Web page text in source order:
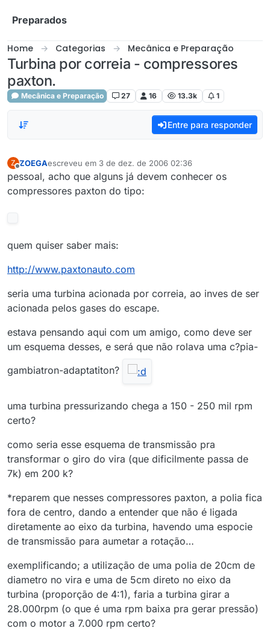
Preparados
Home Categorias Mecânica e Preparação
Turbina por correia - compressores
paxton.
Mecânica e Preparação 27 16 13.3k 1
Entre para responder
Z
Offline
ZOEGAescreveu em 3 de dez. de 2006 02:36
última edição por
pessoal, acho que alguns já devem conhecer os
compressores paxton do tipo:
quem quiser saber mais:
http://www.paxtonauto.com
seria uma turbina acionada por correia, ao inves de ser
acionada pelos gases do escape.
estava pensando aqui com um amigo, como deve ser
um esquema desses, e será que não rolava uma c?pia-
gambiatron-adaptatiton?
uma turbina pressurizando chega a 150 - 250 mil rpm
certo?
como seria esse esquema de transmissão pra
transformar o giro do vira (que dificilmente passa de
7k) em 200 k?
*reparem que nesses compressores paxton, a polia fica
fora de centro, dando a entender que não é ligada
diretamente ao eixo da turbina, havendo uma espocie
de transmissão para aumetar a rotação…
exemplificando; a utilização de uma polia de 20cm de
diametro no vira e uma de 5cm direto no eixo da
turbina (proporção de 4:1), faria a turbina girar a
28.000rpm (o que é uma rpm baixa pra gerar pressão)
com o motor a 7.000 rpm certo?